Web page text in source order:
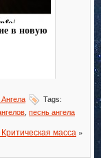
в новую
Tags:
, песнь ангела
масса »